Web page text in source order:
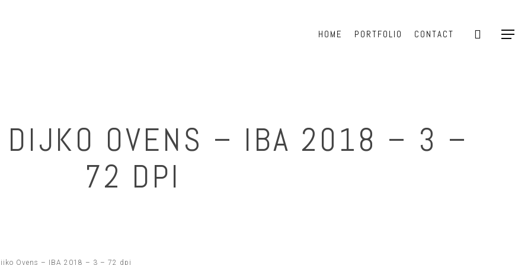
HOME PORTFOLIO CONTACT search
Menu
DIJKO OVENS – IBA 2018 – 3 –
72 DPI
Ovens – IBA 2018 – 3 – 72 dpi